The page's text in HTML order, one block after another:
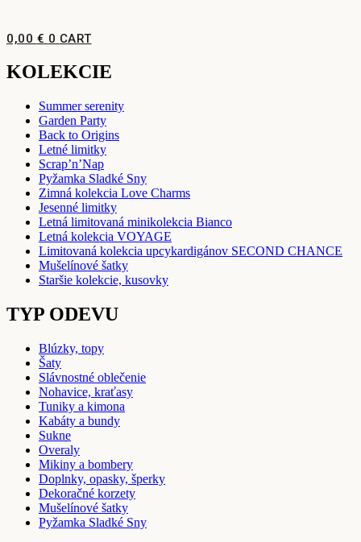
0,00 € 0 CART
KOLEKCIE
Summer serenity
Garden Party
Back to Origins
Letné limitky
Scrap’n’Nap
Pyžamka Sladké Sny
Zimná kolekcia Love Charms
Jesenné limitky
Letná limitovaná minikolekcia Bianco
Letná kolekcia VOYAGE
Limitovaná kolekcia upcykardigánov SECOND CHANCE
Mušelínové šatky
Staršie kolekcie, kusovky
TYP ODEVU
Blúzky, topy
Šaty
Slávnostné oblečenie
Nohavice, kraťasy
Tuniky a kimona
Kabáty a bundy
Sukne
Overaly
Mikiny a bombery
Doplnky, opasky, šperky
Dekoračné korzety
Mušelínové šatky
Pyžamka Sladké Sny